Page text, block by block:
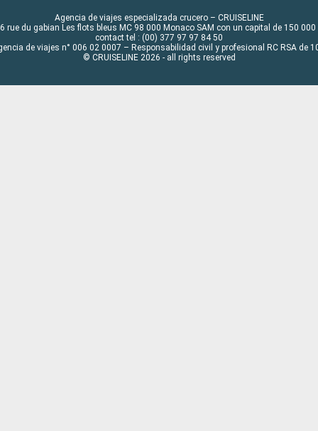
Agencia de viajes especializada crucero – CRUISELINE
rue du gabian Les flots bleus MC 98 000 Monaco SAM con un capital de 150 000
contact tel : (00) 377 97 97 84 50
de viajes n° 006 02 0007 – Responsabilidad civil y profesional RC RSA de
© CRUISELINE 2026 - all rights reserved